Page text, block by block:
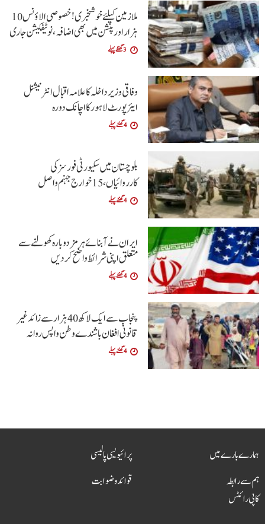
ملازمین کیلئے خوشخبری !خصوصی الاؤنس 10
ہزار اور پنشن میں بھی اضافہ،نوٹیفکیشن جاری
3 گھنٹے پہلے
وفاقی وزیر داخلہ کا علامہ اقبال انٹرنیشنل
ایئرپورٹ لاہور کا اچانک دورہ
4 گھنٹے پہلے
بلوچستان میں سکیورٹی فورسز کی
کارروائیاں، 15 خوارج جہنم واصل
4 گھنٹے پہلے
ایران نے آبنائے ہرمز دوبارہ کھولنے سے
متعلق اپنی شرائط واضح کردیں
4 گھنٹے پہلے
پنجاب سے ایک لاکھ 40 ہزار سے زائد غیر
قانونی افغان باشندے وطن واپس روانہ
4 گھنٹے پہلے
ہمارے بارے میں
ہم سے رابطہ
پرائیویسی پالیسی
قوائد و ضوابت
کاپی رائٹس